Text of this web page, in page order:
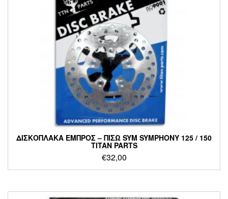
ΔΙΣΚΟΠΛΑΚΑ ΕΜΠΡΟΣ – ΠΙΣΩ SYM SYMPHONY 125 / 150
TITAN PARTS
€32,00